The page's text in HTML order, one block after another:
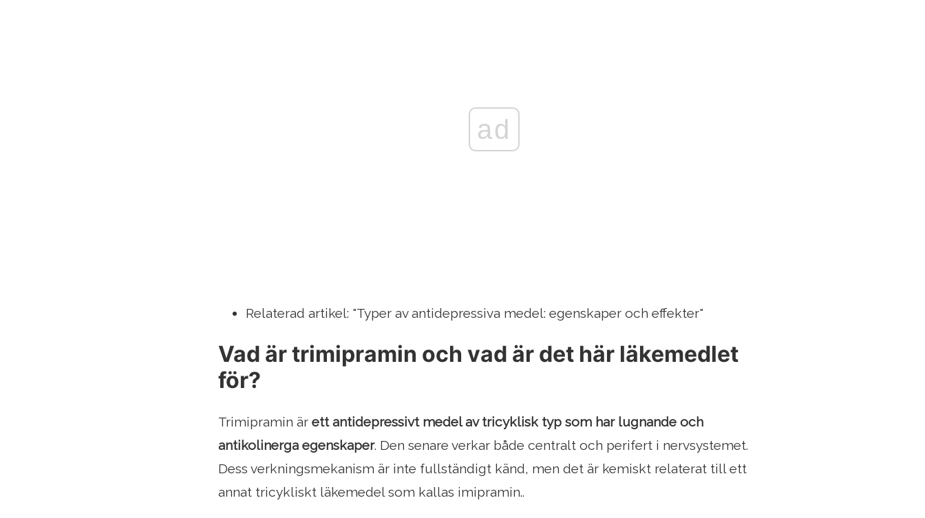
ad
Relaterad artikel: "Typer av antidepressiva medel: egenskaper och effekter"
Vad är trimipramin och vad är det här läkemedlet
för?
Trimipramin är ett antidepressivt medel av tricyklisk typ som har lugnande och
antikolinerga egenskaper. Den senare verkar både centralt och perifert i nervsystemet.
Dess verkningsmekanism är inte fullständigt känd, men det är kemiskt relaterat till ett
annat tricykliskt läkemedel som kallas imipramin..